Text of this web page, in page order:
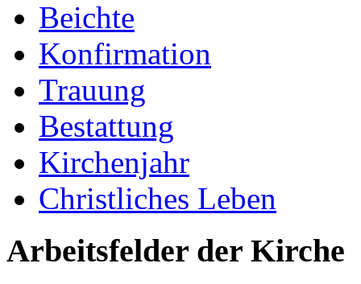
Beichte
Konfirmation
Trauung
Bestattung
Kirchenjahr
Christliches Leben
Arbeitsfelder der Kirche